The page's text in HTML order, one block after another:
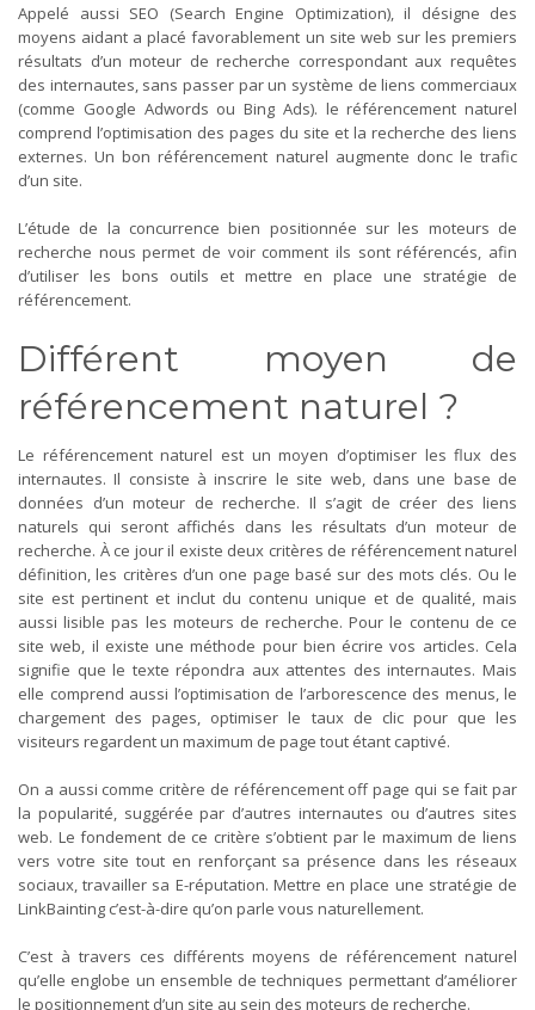
Appelé aussi SEO (Search Engine Optimization), il désigne des
moyens aidant a placé favorablement un site web sur les premiers
résultats d’un moteur de recherche correspondant aux requêtes
des internautes, sans passer par un système de liens commerciaux
(comme Google Adwords ou Bing Ads). le référencement naturel
comprend l’optimisation des pages du site et la recherche des liens
externes. Un bon référencement naturel augmente donc le trafic
d’un site.
L’étude de la concurrence bien positionnée sur les moteurs de
recherche nous permet de voir comment ils sont référencés, afin
d’utiliser les bons outils et mettre en place une stratégie de
référencement.
Différent moyen de
référencement naturel ?
Le référencement naturel est un moyen d’optimiser les flux des
internautes. Il consiste à inscrire le site web, dans une base de
données d’un moteur de recherche. Il s’agit de créer des liens
naturels qui seront affichés dans les résultats d’un moteur de
recherche. À ce jour il existe deux critères de référencement naturel
définition, les critères d’un one page basé sur des mots clés. Ou le
site est pertinent et inclut du contenu unique et de qualité, mais
aussi lisible pas les moteurs de recherche. Pour le contenu de ce
site web, il existe une méthode pour bien écrire vos articles. Cela
signifie que le texte répondra aux attentes des internautes. Mais
elle comprend aussi l’optimisation de l’arborescence des menus, le
chargement des pages, optimiser le taux de clic pour que les
visiteurs regardent un maximum de page tout étant captivé.
On a aussi comme critère de référencement off page qui se fait par
la popularité, suggérée par d’autres internautes ou d’autres sites
web. Le fondement de ce critère s’obtient par le maximum de liens
vers votre site tout en renforçant sa présence dans les réseaux
sociaux, travailler sa E-réputation. Mettre en place une stratégie de
LinkBainting c’est-à-dire qu’on parle vous naturellement.
C’est à travers ces différents moyens de référencement naturel
qu’elle englobe un ensemble de techniques permettant d’améliorer
le positionnement d’un site au sein des moteurs de recherche.